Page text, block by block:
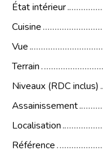
État intérieur
Cuisine
Vue
Terrain
Niveaux (RDC inclus)
Assainissement
Localisation
Référence